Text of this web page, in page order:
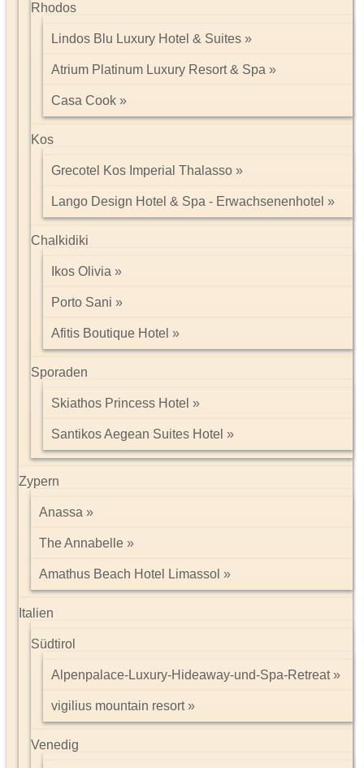
Rhodos
Lindos Blu Luxury Hotel & Suites
Atrium Platinum Luxury Resort & Spa
Casa Cook
Kos
Grecotel Kos Imperial Thalasso
Lango Design Hotel & Spa - Erwachsenenhotel
Chalkidiki
Ikos Olivia
Porto Sani
Afitis Boutique Hotel
Sporaden
Skiathos Princess Hotel
Santikos Aegean Suites Hotel
Zypern
Anassa
The Annabelle
Amathus Beach Hotel Limassol
Italien
Südtirol
Alpenpalace-Luxury-Hideaway-und-Spa-Retreat
vigilius mountain resort
Venedig